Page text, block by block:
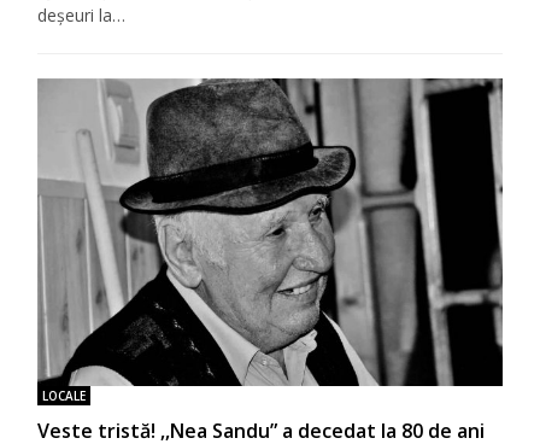
deșeuri la…
LOCALE
Veste tristă! ,,Nea Sandu” a decedat la 80 de ani